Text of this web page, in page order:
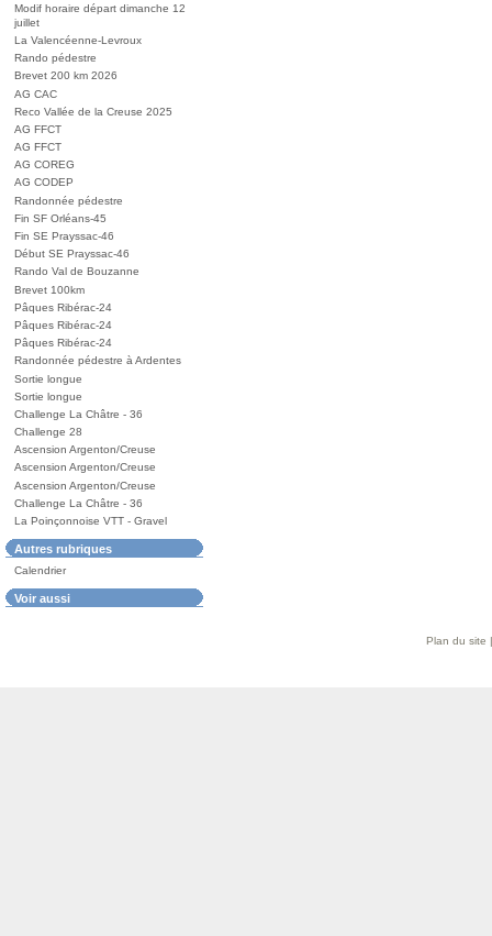
Modif horaire départ dimanche 12
juillet
La Valencéenne-Levroux
Rando pédestre
Brevet 200 km 2026
AG CAC
Reco Vallée de la Creuse 2025
AG FFCT
AG FFCT
AG COREG
AG CODEP
Randonnée pédestre
Fin SF Orléans-45
Fin SE Prayssac-46
Début SE Prayssac-46
Rando Val de Bouzanne
Brevet 100km
Pâques Ribérac-24
Pâques Ribérac-24
Pâques Ribérac-24
Randonnée pédestre à Ardentes
Sortie longue
Sortie longue
Challenge La Châtre - 36
Challenge 28
Ascension Argenton/Creuse
Ascension Argenton/Creuse
Ascension Argenton/Creuse
Challenge La Châtre - 36
La Poinçonnoise VTT - Gravel
Autres rubriques
Calendrier
Voir aussi
Plan du site